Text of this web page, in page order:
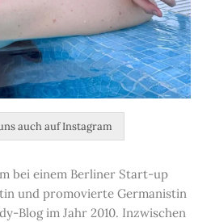
auch auf Instagram
bei einem Berliner Start-up
und promovierte Germanistin
Blog im Jahr 2010. Inzwischen